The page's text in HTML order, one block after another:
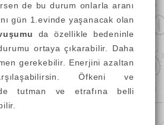
de bu durum onlarla aranı
gün 1.evinde yaşanacak olan
da özellikle bedeninle
ortaya çıkarabilir. Daha
gerekebilir. Enerjini azaltan
Öfkeni ve
tutman ve etrafına belli